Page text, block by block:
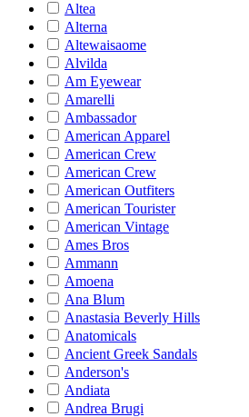
Altea
Alterna
Altewaisaome
Alvilda
Am Eyewear
Amarelli
Ambassador
American Apparel
American Crew
American Crew
American Outfiters
American Tourister
American Vintage
Ames Bros
Ammann
Amoena
Ana Blum
Anastasia Beverly Hills
Anatomicals
Ancient Greek Sandals
Anderson's
Andiata
Andrea Brugi